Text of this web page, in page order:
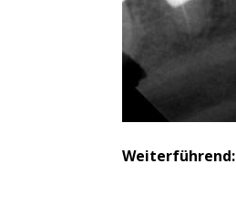
Weiterführend: